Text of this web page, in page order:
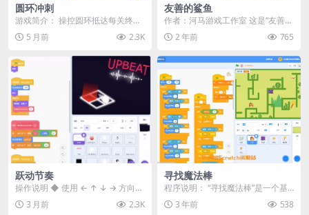
圆环冲刺
游戏简介： 操控圆环抵达每关终
点，全程不可触碰金属边缘！圆环
会持续下落，按住上方...
5 月前 2.3K
友善的鲨鱼
作者：河马游戏工作室 这是“友善鲨
鱼”游戏！ 吓跑那些接近危险的游泳
者！ 并尽量...
2 年前 765
跃动节奏
操作说明 ◆ 使用 ← ↑ ↓ → 方向键
移动 ◆ 躲避红色光脉冲，随着难度
逐渐...3 月前 2.3K
寻找魔法棒
程序说明： “寻找魔法棒”是一个基
于Scratch平台开发的迷宫探险游
戏。在这个...
3 年前 538